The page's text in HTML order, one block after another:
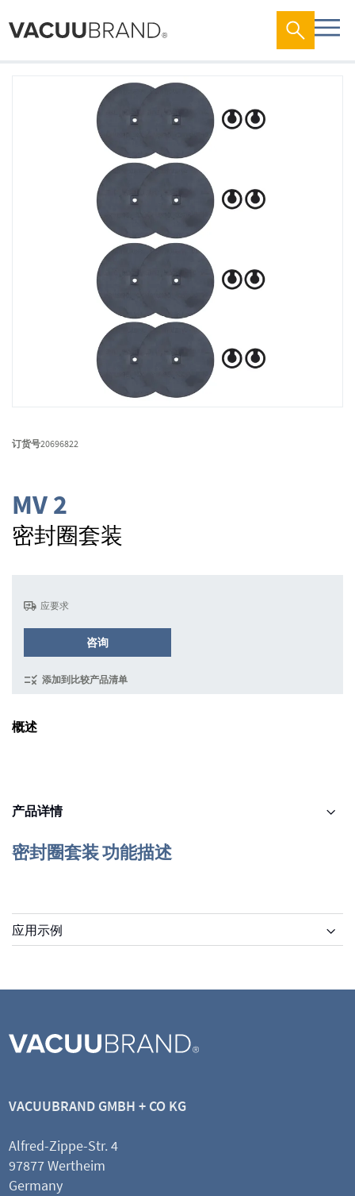
转
库
开
MV 2
密封圈套装
概述
订货号20696822
应要求
咨询
添加到比较产品清单
产品详情
密封圈套装 功能描述
应用示例
VACUUBRAND GMBH + CO KG
Alfred-Zippe-Str. 4
97877 Wertheim
Germany